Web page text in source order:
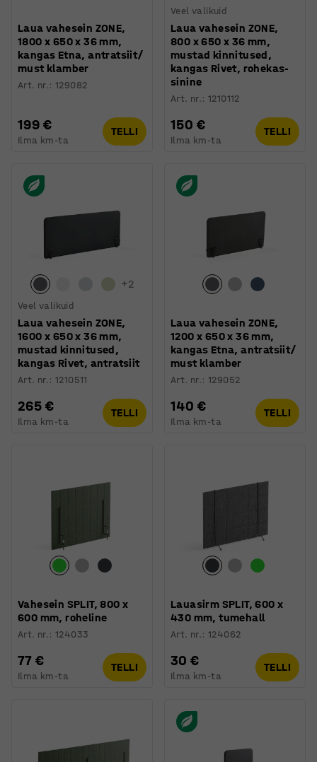
Laua vahesein ZONE,
1800 x 650 x 36 mm,
kangas Etna, antratsiit/
must klamber
Art. nr.:129082
199 €
Ilma km-ta
TELLI
Veel valikuid
Laua vahesein ZONE,
800 x 650 x 36 mm,
mustad kinnitused,
kangas Rivet, rohekas-
sinine
Art. nr.:1210112
150 €
Ilma km-ta
TELLI
+2
Veel valikuid
Laua vahesein ZONE,
1600 x 650 x 36 mm,
mustad kinnitused,
kangas Rivet, antratsiit
Art. nr.:1210511
265 €
Ilma km-ta
TELLI
Laua vahesein ZONE,
1200 x 650 x 36 mm,
kangas Etna, antratsiit/
must klamber
Art. nr.:129052
140 €
Ilma km-ta
TELLI
Vahesein SPLIT, 800 x
600 mm, roheline
Art. nr.:124033
77 €
Ilma km-ta
TELLI
Lauasirm SPLIT, 600 x
430 mm, tumehall
Art. nr.:124062
30 €
Ilma km-ta
TELLI